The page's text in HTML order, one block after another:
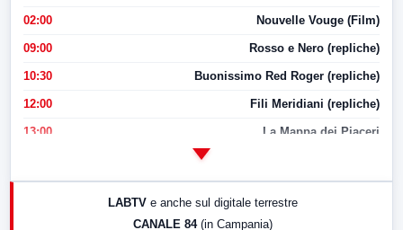
02:00 Nouvelle Vouge (Film)
09:00 Rosso e Nero (repliche)
10:30 Buonissimo Red Roger (repliche)
12:00 Fili Meridiani (repliche)
13:00 La Mappa dei Piaceri
LABTV e anche sul digitale terrestre
CANALE 84 (in Campania)